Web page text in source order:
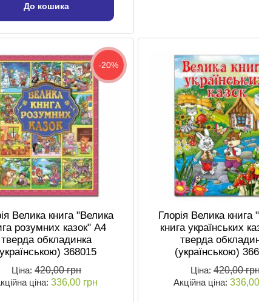
До кошика
-20%
Велика книга "Велика
розумних казок" А4
тверда обкладинка
368015
Ціна: 420,00 грн
ціна:336,00 грн
Глорія Велика книга
книга українських
тверда
(українською)
Ціна: 420,00
Акційна ціна: